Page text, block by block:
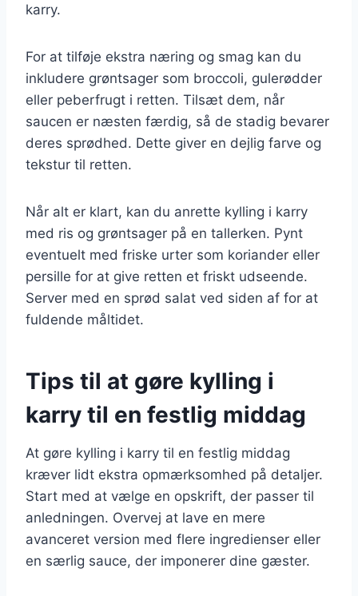
karry.
For at tilføje ekstra næring og smag kan du
inkludere grøntsager som broccoli, gulerødder
eller peberfrugt i retten. Tilsæt dem, når
saucen er næsten færdig, så de stadig bevarer
deres sprødhed. Dette giver en dejlig farve og
tekstur til retten.
Når alt er klart, kan du anrette kylling i karry
med ris og grøntsager på en tallerken. Pynt
eventuelt med friske urter som koriander eller
persille for at give retten et friskt udseende.
Server med en sprød salat ved siden af for at
fuldende måltidet.
Tips til at gøre kylling i
karry til en festlig middag
At gøre kylling i karry til en festlig middag
kræver lidt ekstra opmærksomhed på detaljer.
Start med at vælge en opskrift, der passer til
anledningen. Overvej at lave en mere
avanceret version med flere ingredienser eller
en særlig sauce, der imponerer dine gæster.